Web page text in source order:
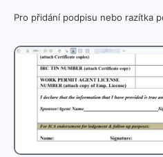
Pro přidání podpisu nebo razítka